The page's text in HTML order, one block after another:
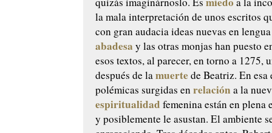
la mala interpretación de unos escritos
con gran audacia ideas nuevas en
abadesa y las otras monjas han puesto
esos textos, al parecer, en torno a 1275,
después de lamuerte de Beatriz. En esa
polémicas surgidas enrelación a la
espiritualidad femenina están en plena
y posiblemente le asustan. El ambiente